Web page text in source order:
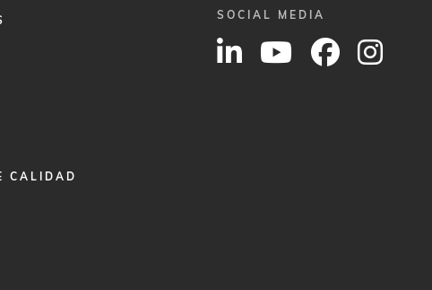
CALIDAD
SOCIAL MEDIA